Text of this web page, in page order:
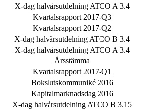
X-dag halvårsutdelning ATCO A 3.4
Kvartalsrapport 2017-Q3
Kvartalsrapport 2017-Q2
X-dag halvårsutdelning ATCO B 3.4
X-dag halvårsutdelning ATCO A 3.4
Årsstämma
Kvartalsrapport 2017-Q1
Bokslutskommuniké 2016
Kapitalmarknadsdag 2016
X-dag halvårsutdelning ATCO B 3.15